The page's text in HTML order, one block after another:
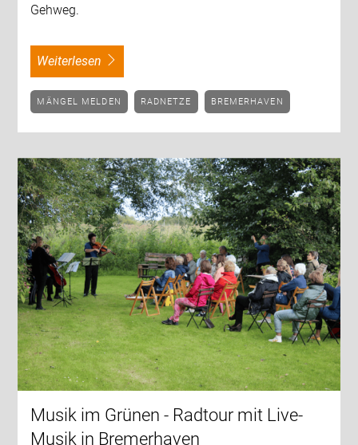
Gehweg.
weiterlesen
MÄNGEL MELDEN RADNETZE BREMERHAVEN
Musik im Grünen - Radtour mit Live-
Musik in Bremerhaven